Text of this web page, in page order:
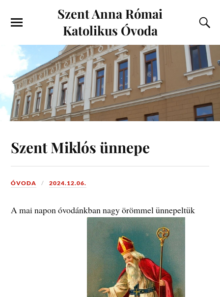
Szent Anna Római
Katolikus Óvoda
Szent Miklós ünnepe
ÓVODA 2024.12.06.
A mai napon óvodánkban nagy örömmel ünnepeltük